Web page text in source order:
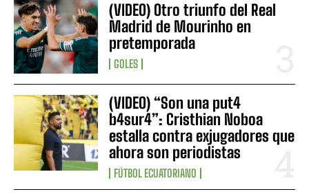
(VIDEO) Otro triunfo del Real
Madrid de Mourinho en
pretemporada
GOLES
(VIDEO) “Son una put4
b4sur4”: Cristhian Noboa
estalla contra exjugadores que
ahora son periodistas
FÚTBOL ECUATORIANO